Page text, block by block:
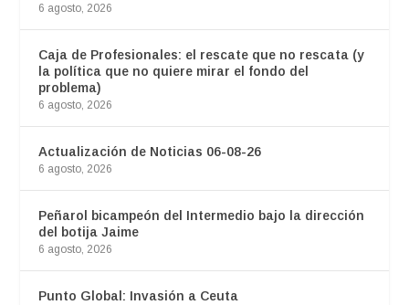
6 agosto, 2026
Caja de Profesionales: el rescate que no rescata (y
la política que no quiere mirar el fondo del
problema)
6 agosto, 2026
Actualización de Noticias 06-08-26
6 agosto, 2026
Peñarol bicampeón del Intermedio bajo la dirección
del botija Jaime
6 agosto, 2026
Punto Global: Invasión a Ceuta